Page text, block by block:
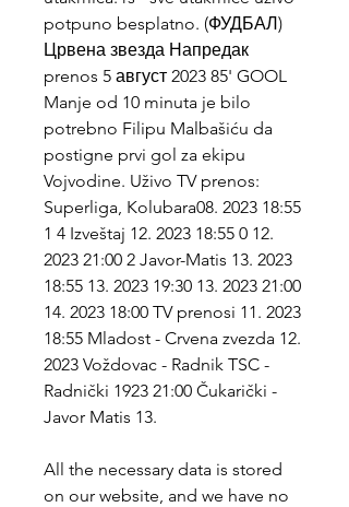
potpuno besplatno. (ФУДБАЛ)
Црвена звезда Напредак
prenos 5 август 2023 85' GOOL
Manje od 10 minuta je bilo
potrebno Filipu Malbašiću da
postigne prvi gol za ekipu
Vojvodine. Uživo TV prenos:
Superliga, Kolubara08. 2023 18:55
1 4 Izveštaj 12. 2023 18:55 0 12.
2023 21:00 2 Javor-Matis 13. 2023
18:55 13. 2023 19:30 13. 2023 21:00
14. 2023 18:00 TV prenosi 11. 2023
18:55 Mladost - Crvena zvezda 12.
2023 Voždovac - Radnik TSC -
Radnički 1923 21:00 Čukarički -
Javor Matis 13.
All the necessary data is stored
on our website, and we have no